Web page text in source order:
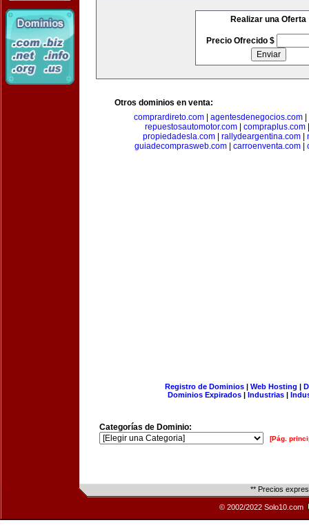
Realizar una Oferta
Precio Ofrecido $
Otros dominios en venta:
comprardireto.com| agentesdenegocios.com|
repuestosautomotor.com
compraplus.com
propiedadesla.com| rallydeargentina.com|
guiadecomprasweb.com
carroenventa.com
Registro de Dominios| Web Hosting |
Dominios Expirados | Industrias |
Categorías de Dominio:
[Pág.
** Precios
© 2002/2022 Solo10.com